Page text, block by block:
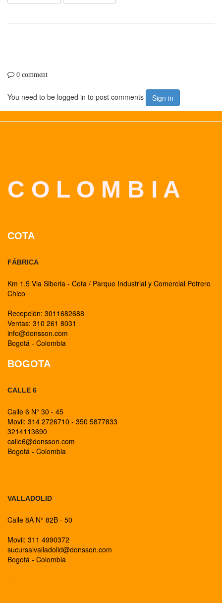
0 comment
You need to be logged in to post comments Sign in
C O L O M B I A
COTA
FÁBRICA
Km 1.5 Via Siberia - Cota / Parque Industrial y Comercial Potrero
Chico
Recepción: 3011682688
Ventas: 310 261 8031
info@donsson.com
Bogotá - Colombia
BOGOTA
CALLE 6
Calle 6 N° 30 - 45
Movil: 314 2726710 - 350 5877833
3214113690
calle6@donsson.com
Bogotá - Colombia
VALLADOLID
Calle 8A N° 82B - 50
Movil: 311 4990372
sucursalvalladolid@donsson.com
Bogotá - Colombia